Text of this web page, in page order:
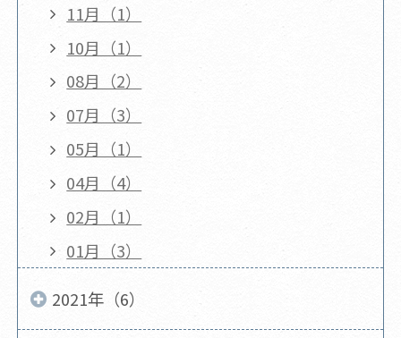
11月（1）
10月（1）
08月（2）
07月（3）
05月（1）
04月（4）
02月（1）
01月（3）
2021年（6）